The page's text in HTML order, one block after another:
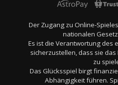
Der Zugang zu Online-
nationalen
Es ist die Verantwortung des
sicherzustellen, dass sie das
zu
Das Glücksspiel birgt
Abhängigkeit führen.